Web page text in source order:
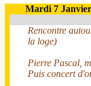
Mardi 7
Rencontre
la loge)
Pierre Pascal,
Puis concert